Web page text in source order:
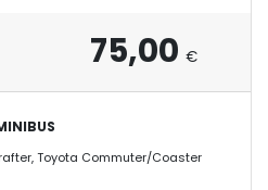
75,00 €
Toyota Commuter/Coaster